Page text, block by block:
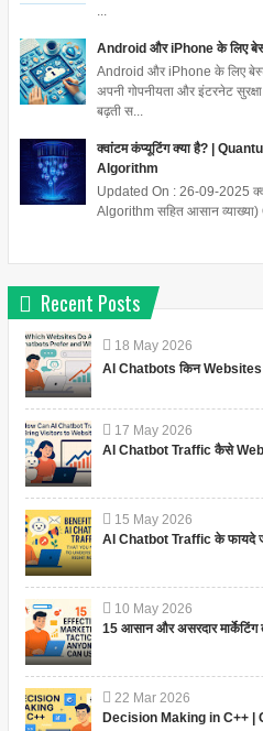
Android और iPhone के लिए
Android और iPhone के लिए
अपनी गोपनीयता और इंटरनेट
बढ़ती स...
क्वांटम कंप्यूटिंग क्या है? |
Algorithm
Updated On : 26-09-2025
Algorithm सहित आसान
Recent Posts
18 May 2026
AI Chatbots किन
17 May 2026
AI Chatbot Traffic कैसे
15 May 2026
AI Chatbot Traffic के फायदे
10 May 2026
15 आसान और असरदार मार्केटिंग
22 Mar 2026
Decision Making in C++ |